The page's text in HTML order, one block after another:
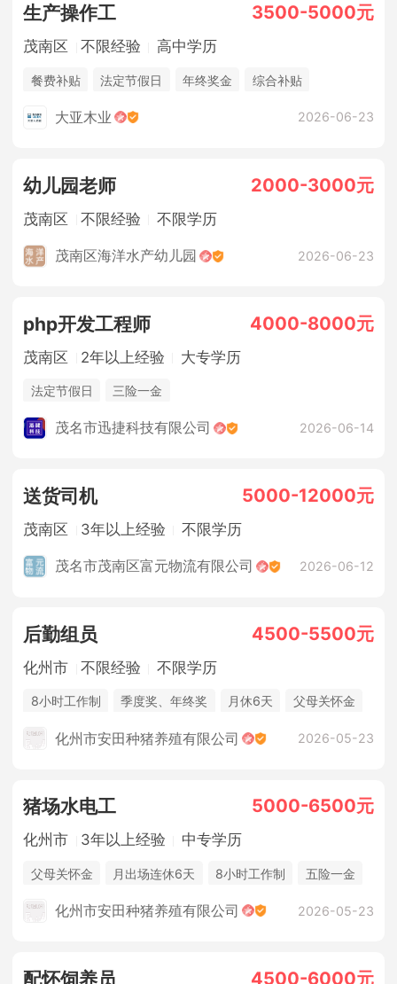
生产操作工 3500-5000元
茂南区 不限经验 高中学历
餐费补贴 法定节假日 年终奖金
综合补贴
大亚木业 2026-06-23
幼儿园老师 2000-3000元
茂南区 不限经验 不限学历
茂南区海洋水产幼儿园 2026-06-23
php开发工程师 4000-8000元
茂南区 2年以上经验 大专学历
法定节假日 三险一金
茂名市迅捷科技有限公司 2026-06-14
送货司机 5000-12000元
茂南区 3年以上经验 不限学历
茂名市茂南区富元物流有限公司 2026-06-12
后勤组员 4500-5500元
化州市 不限经验 不限学历
8小时工作制 季度奖、年终奖 月休6天
父母关怀金
化州市安田种猪养殖有限公司 2026-05-23
猪场水电工 5000-6500元
化州市 3年以上经验 中专学历
父母关怀金 月出场连休6天 8小时工作制
五险一金
化州市安田种猪养殖有限公司 2026-05-23
配怀饲养员 4500-6000元